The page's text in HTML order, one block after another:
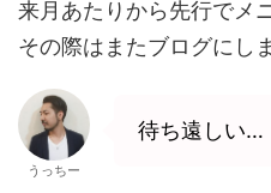
来月あたりから先行でメ
その際はまたブログにし
うっちー
待ち遠しい…